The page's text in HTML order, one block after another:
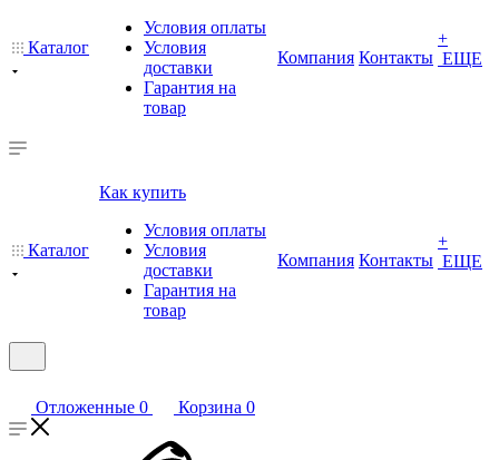
Каталог
Условия оплаты
Условия
доставки
Гарантия на
товар
Компания Контакты
+
ЕЩЕ
Каталог
Как купить
Условия оплаты
Условия
доставки
Гарантия на
товар
Компания Контакты
+
ЕЩЕ
Отложенные 0 Корзина 0